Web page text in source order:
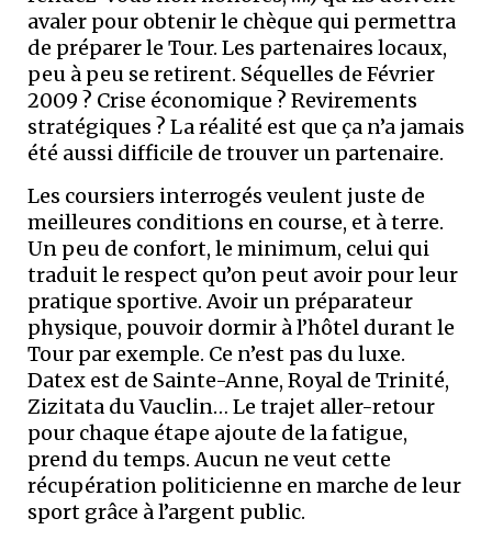
avaler pour obtenir le chèque qui permettra
de préparer le Tour. Les partenaires locaux,
peu à peu se retirent. Séquelles de Février
2009 ? Crise économique ? Revirements
stratégiques ? La réalité est que ça n’a jamais
été aussi difficile de trouver un partenaire.
Les coursiers interrogés veulent juste de
meilleures conditions en course, et à terre.
Un peu de confort, le minimum, celui qui
traduit le respect qu’on peut avoir pour leur
pratique sportive. Avoir un préparateur
physique, pouvoir dormir à l’hôtel durant le
Tour par exemple. Ce n’est pas du luxe.
Datex est de Sainte-Anne, Royal de Trinité,
Zizitata du Vauclin… Le trajet aller-retour
pour chaque étape ajoute de la fatigue,
prend du temps. Aucun ne veut cette
récupération politicienne en marche de leur
sport grâce à l’argent public.